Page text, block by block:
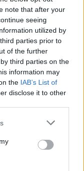
note that after your
seeing
utilized by
parties prior to
of the further
third parties on the
information may
the IAB’s List of
disclose it to other